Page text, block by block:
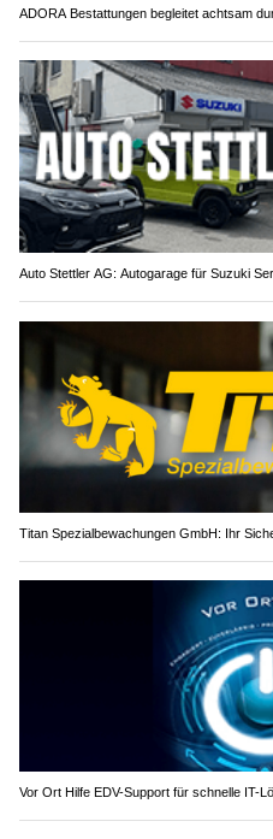
ADORA Bestattungen begleitet achtsam
Auto Stettler AG: Autogarage für Suzuki
Titan Spezialbewachungen GmbH: Ihr
Vor Ort Hilfe EDV-Support für schnelle IT-